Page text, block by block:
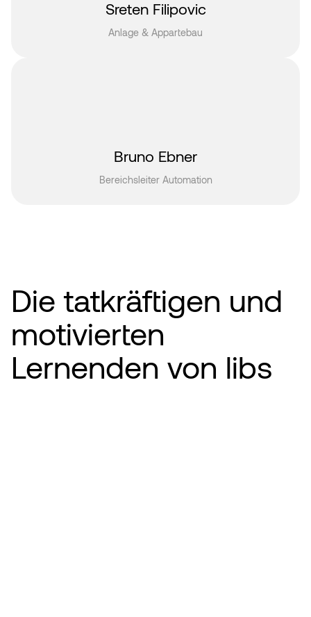
Sreten Filipovic
Anlage & Appartebau
Bruno Ebner
Bereichsleiter Automation
Die tatkräftigen und
motivierten
Lernenden von libs